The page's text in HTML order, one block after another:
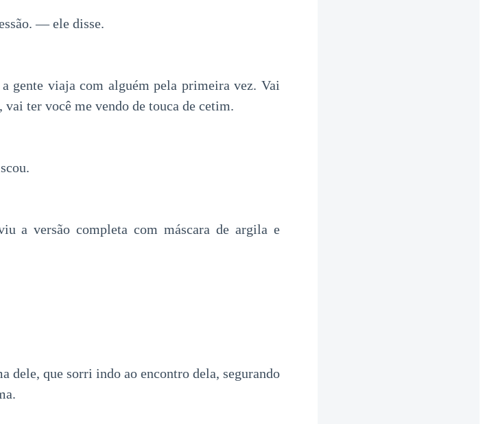
— ele disse.
gente viaja com alguém pela primeira vez. Vai
ter você me vendo de touca de cetim.
a versão completa com máscara de argila e
dele, que sorri indo ao encontro dela, segurando